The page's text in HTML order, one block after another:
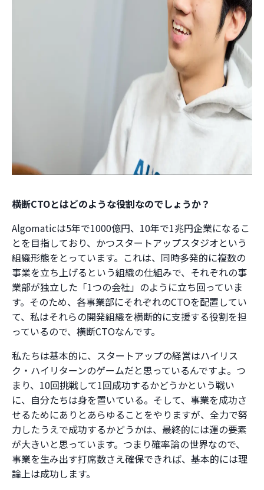
――横断CTOとはどのような役割なのでしょうか？
Algomaticは5年で1000億円、10年で1兆円企業になるこ
とを目指しており、かつスタートアップスタジオという
組織形態をとっています。これは、同時多発的に複数の
事業を立ち上げるという組織の仕組みで、それぞれの事
業部が独立した「1つの会社」のように立ち回っていま
す。そのため、各事業部にそれぞれのCTOを配置してい
て、私はそれらの開発組織を横断的に支援する役割を担
っているので、横断CTOなんです。
私たちは基本的に、スタートアップの経営はハイリス
ク・ハイリターンのゲームだと思っているんですよ。つ
まり、10回挑戦して1回成功するかどうかという戦い
に、自分たちは身を置いている。そして、事業を成功さ
せるためにありとあらゆることをやりますが、全力で努
力したうえで成功するかどうかは、最終的には運の要素
が大きいと思っています。つまり確率論の世界なので、
事業を生み出す打席数さえ確保できれば、基本的には理
論上は成功します。